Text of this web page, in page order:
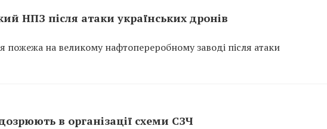
НПЗ після атаки українських дронів
пожежа на великому нафтопереробному заводі після атаки
в організації схеми СЗЧ